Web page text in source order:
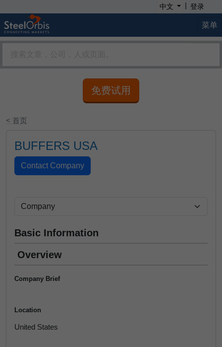
中文 | 登录
菜单
免费试用
< 首页
BUFFERS USA
Basic Information
Overview
Company Brief
Location
United States